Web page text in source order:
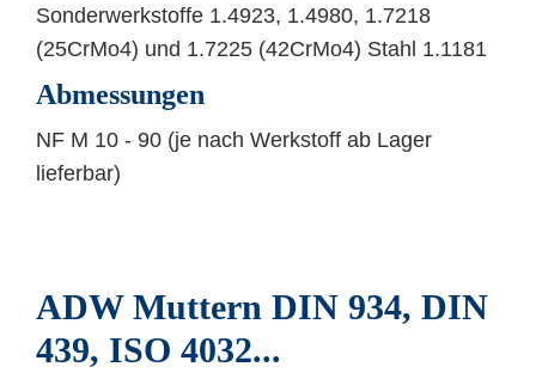
Sonderwerkstoffe 1.4923, 1.4980, 1.7218
(25CrMo4) und 1.7225 (42CrMo4) Stahl 1.1181
Abmessungen
NF M 10 - 90 (je nach Werkstoff ab Lager
lieferbar)
ADW Muttern DIN 934, DIN
439, ISO 4032...